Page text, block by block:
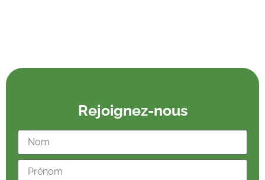
Rejoignez-nous